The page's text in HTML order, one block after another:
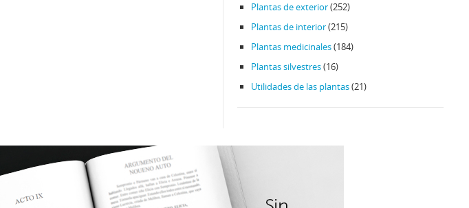
Plantas de exterior(252)
Plantas de interior(215)
Plantas medicinales(184)
Plantas silvestres(16)
Utilidades de las plantas(21)